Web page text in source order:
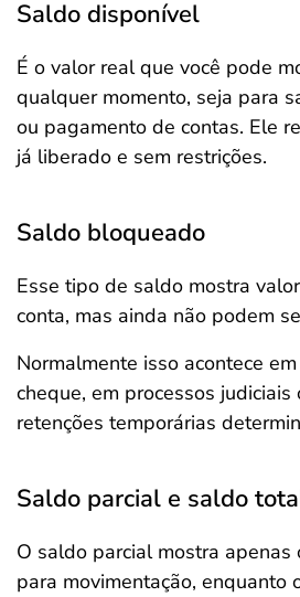
Saldo disponível
É o valor real que você pode
qualquer momento, seja para
ou pagamento de contas. Ele
já liberado e sem restrições.
Saldo bloqueado
Esse tipo de saldo mostra
conta, mas ainda não podem
Normalmente isso acontece
cheque, em processos judiciais
retenções temporárias
Saldo parcial e saldo
O saldo parcial mostra apenas
para movimentação, enquanto